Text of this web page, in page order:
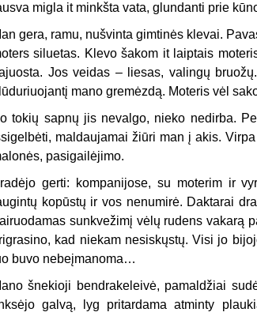
migla it minkšta vata, glundanti prie
gera, ramu, nušvinta gimtinės klevai.
siluetas. Klevo šakom it laiptais
Jos veidas – liesas, valingų
mano gremėzdą. Moteris vėl
tokių sapnų jis nevalgo, nieko nedirba.
maldaujamai žiūri man į akis.
pasigailėjimo.
gerti: kompanijose, su moterim ir
kopūstų ir vos nenumirė. Daktarai
sunkvežimį vėlų rudens vakarą
kad niekam nesiskųstų. Visi jo
buvo nebeįmanoma…
šnekioji bendrakeleivė, pamaldžiai
galvą, lyg pritardama atminty